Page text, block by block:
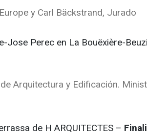
y Carl Bäckstrand, Jurado
Jose Perec en La Bouëxière-
Arquitectura y Edificación.
de H ARQUITECTES –